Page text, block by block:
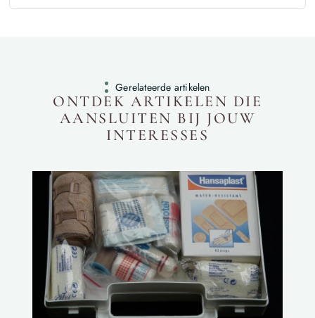
Gerelateerde artikelen
ONTDEK ARTIKELEN DIE
AANSLUITEN BIJ JOUW
INTERESSES